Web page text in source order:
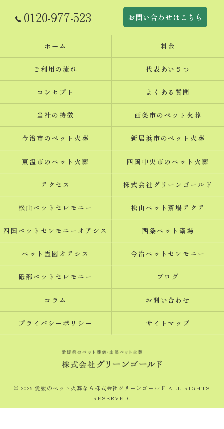
0120-977-523 お問い合わせはこちら
ホーム 料金
ご利用の流れ 代表あいさつ
コンセプト よくある質問
当社の特徴 西条市のペット火葬
今治市のペット火葬 新居浜市のペット火葬
東温市のペット火葬 四国中央市のペット火葬
アクセス 株式会社グリーンゴールド
松山ペットセレモニー 松山ペット斎場アクア
四国ペットセレモニーオアシス 西条ペット斎場
ペット霊園オアシス 今治ペットセレモニー
砥部ペットセレモニー ブログ
コラム お問い合わせ
プライバシーポリシー サイトマップ
© 2026 愛媛のペット火葬なら株式会社グリーンゴールド ALL RIGHTS
RESERVED.